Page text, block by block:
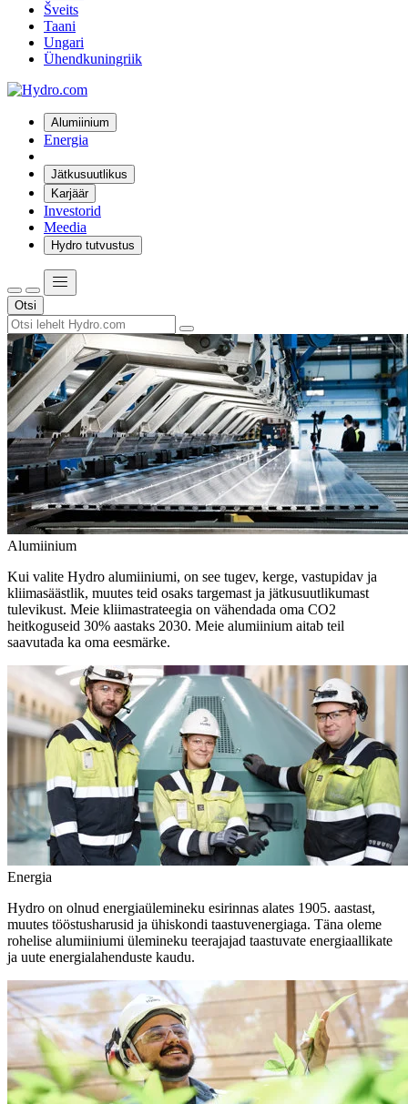
Šveits
Taani
Ungari
Ühendkuningriik
Alumiinium
Energia
Jätkusuutlikus
Karjäär
Investorid
Meedia
Hydro tutvustus
Otsi
Alumiinium
Kui valite Hydro alumiiniumi, on see tugev, kerge, vastupidav ja
kliimasäästlik, muutes teid osaks targemast ja jätkusuutlikumast
tulevikust. Meie kliimastrateegia on vähendada oma CO2
heitkoguseid 30% aastaks 2030. Meie alumiinium aitab teil
saavutada ka oma eesmärke.
Energia
Hydro on olnud energiaülemineku esirinnas alates 1905. aastast,
muutes tööstusharusid ja ühiskondi taastuvenergiaga. Täna oleme
rohelise alumiiniumi ülemineku teerajajad taastuvate energiaallikate
ja uute energialahenduste kaudu.